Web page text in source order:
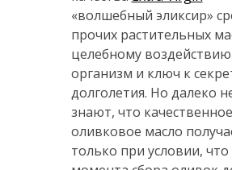
«волшебный эликсир»
прочих растительных
целебному
организм и ключ к
долголетия. Но далеко
знают, что качественное
оливковое масло
только при условии, что